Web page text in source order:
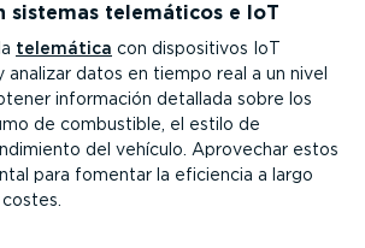
sistemas telemáticos e IoT
telemática con dispo­si­tivos IoT
datos en tiempo real a un nivel
información detallada sobre los
de combustible, el estilo de
del vehículo. Aprovechar estos
para fomentar la eficiencia a largo